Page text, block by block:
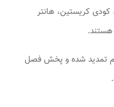
کودی کریستین، هانتر
هستند.
تمدید شده و پخش فصل